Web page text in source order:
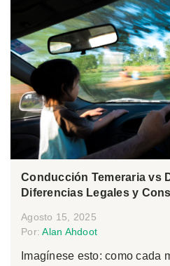
Conducción Temeraria vs
Diferencias Legales y
Agosto 15, 2025
Por:Alan Ahdoot
Imagínese esto: como cada